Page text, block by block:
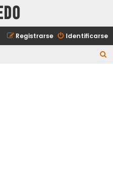
Identificarse
Registrarse